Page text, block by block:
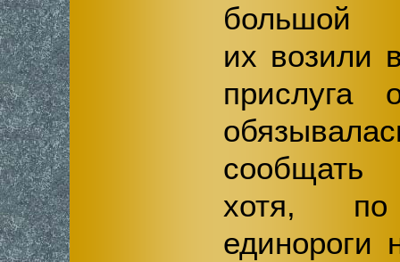
большой
их возили
прислуга
сообщать
хотя,
единороги